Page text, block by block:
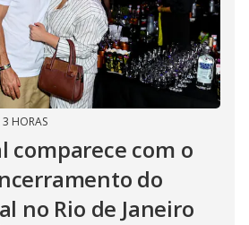
3 HORAS
comparece com o
do
no Rio de Janeiro